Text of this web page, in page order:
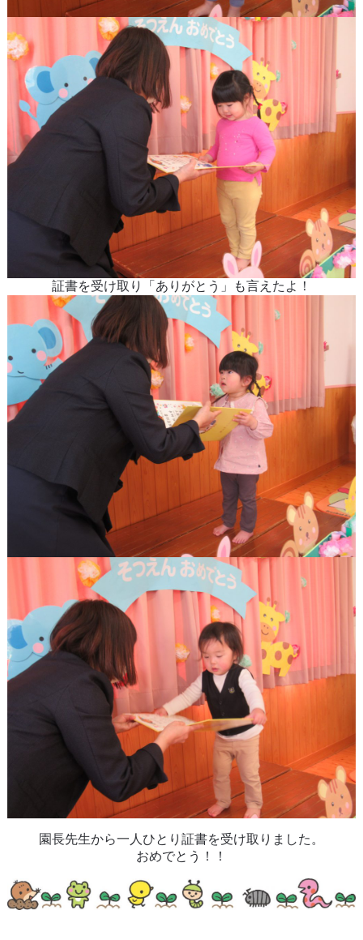
証書を受け取り「ありがとう」も言えたよ！
園長先生から一人ひとり証書を受け取りました。
おめでとう！！